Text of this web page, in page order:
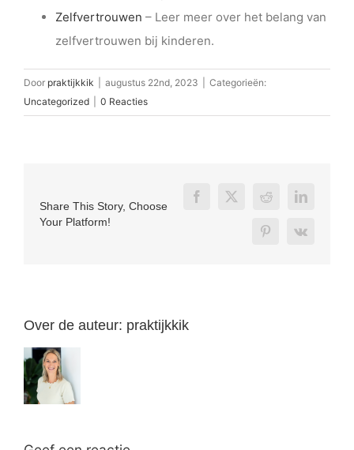
Zelfvertrouwen – Leer meer over het belang van
zelfvertrouwen bij kinderen.
Door praktijkkik augustus 22nd, 2023
Categorieën:
Uncategorized
0 Reacties
Share This Story, Choose
Your Platform!
Over de auteur: praktijkkik